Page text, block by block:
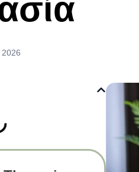
2026